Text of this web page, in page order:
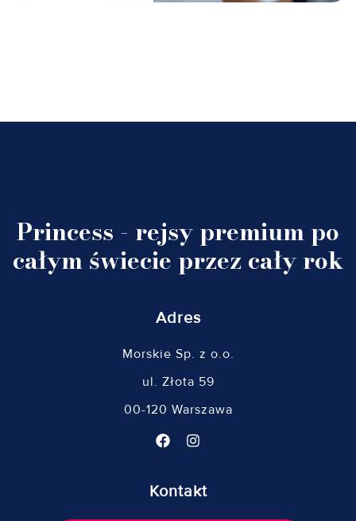
Princess - rejsy premium po
całym świecie przez cały rok
Adres
Morskie Sp. z o.o.
ul. Złota 59
00-120 Warszawa
Kontakt